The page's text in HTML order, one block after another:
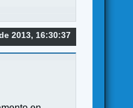
2013, 16:30:37